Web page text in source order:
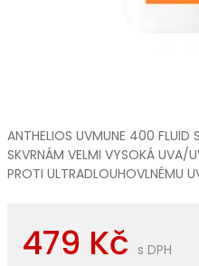
ANTHELIOS UVMUNE 400 FLUID
SKVRNÁM VELMI VYSOKÁ UVA/
PROTI ULTRADLOUHOVLNÉMU
479 Kč s DPH